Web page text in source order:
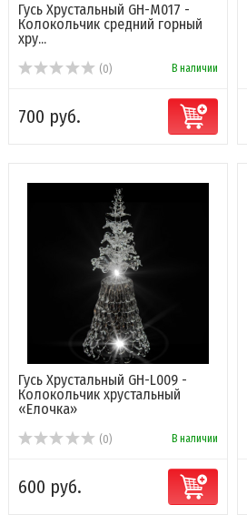
Гусь Хрустальный GH-M017 -
Колокольчик средний горный
хру...
(0) В наличии
700 руб.
Гусь Хрустальный GH-L009 -
Колокольчик хрустальный
«Елочка»
(0) В наличии
600 руб.